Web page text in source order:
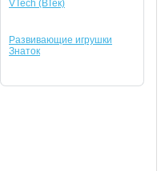
VTech (ВТек)
Развивающие игрушки
Знаток